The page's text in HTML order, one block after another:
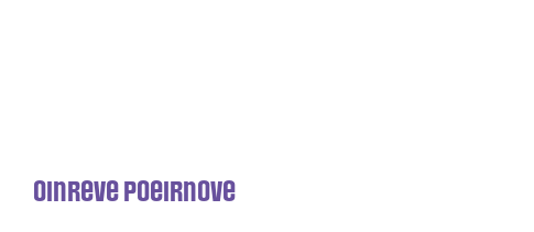
Oinreve Poeirnove